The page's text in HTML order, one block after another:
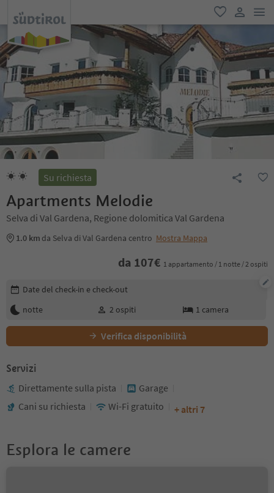
favoriti
user link
Su richiesta
Apartments Melodie
Selva di Val Gardena, Regione dolomitica Val Gardena
1.0 km da Selva di Val Gardena centro Mostra Mappa
da 107€ 1 appartamento / 1 notte / 2 ospiti
Modifica i dettagli della prenotazione
Date del check-in e check-out
notte
2 ospiti 1 camera
Verifica disponibilità
Servizi
Direttamente sulla pista
Garage
Cani su richiesta
Wi-Fi gratuito + altri 7
Esplora le camere